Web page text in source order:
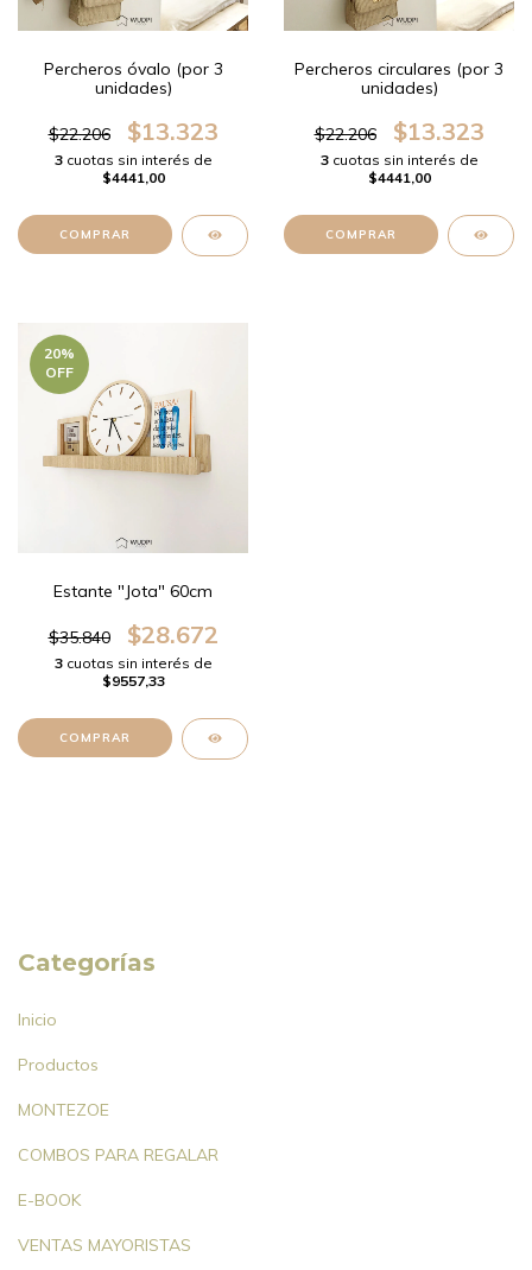
Percheros óvalo (por 3
unidades)
$22.206 $13.323
3cuotas sin interés de
$4441,00
Percheros circulares (por 3
unidades)
$22.206 $13.323
3cuotas sin interés de
$4441,00
20%
OFF
Estante "Jota" 60cm
$35.840 $28.672
3cuotas sin interés de
$9557,33
Categorías
Inicio
Productos
MONTEZOE
COMBOS PARA REGALAR
E-BOOK
VENTAS MAYORISTAS